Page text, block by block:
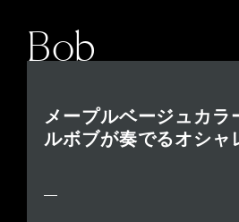
Bob
メープルベージュカラ
ルボブが奏でるオシャ